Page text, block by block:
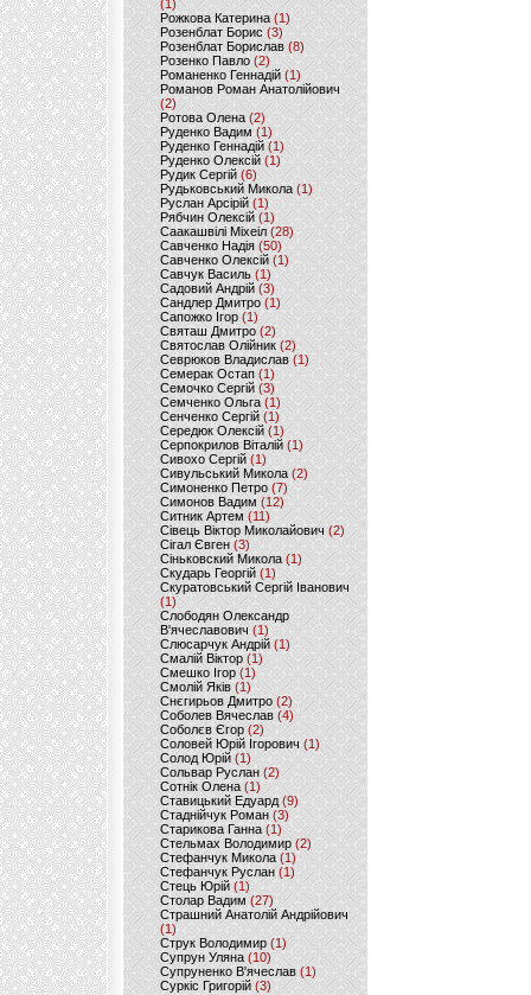
(1)
Рожкова Катерина(1)
Розенблат Борис (3)
Розенблат Борислав (8)
Розенко Павло (2)
Романенко Геннадій (1)
Романов Роман Анатолійович
(2)
Ротова Олена(2)
Руденко Вадим (1)
Руденко Геннадій (1)
Руденко Олексій(1)
Рудик Сергій(6)
Рудьковський Микола (1)
Руслан Арсірій(1)
Рябчин Олексій (1)
Саакашвілі Міхеіл(28)
Савченко Надія (50)
Савченко Олексій(1)
Савчук Василь (1)
Садовий Андрій (3)
Сандлер Дмитро(1)
Сапожко Ігор(1)
Святаш Дмитро (2)
Святослав Олійник (2)
Севрюков Владислав (1)
Семерак Остап (1)
Семочко Сергій (3)
Семченко Ольга (1)
Сенченко Сергій(1)
Середюк Олексій(1)
Серпокрилов Віталій(1)
Сивохо Сергій(1)
Сивульський Микола(2)
Симоненко Петро(7)
Симонов Вадим (12)
Ситник Артем(11)
Сівець Віктор Миколайович(2)
Сігал Євген (3)
Сіньковский Микола(1)
Скударь Георгій (1)
Скуратовський Сергій Іванович
(1)
Слободян Олександр
В'ячеславович(1)
Слюсарчук Андрій(1)
Смалій Віктор (1)
Смешко Ігор (1)
Смолій Яків (1)
Снєгирьов Дмитро (2)
Соболев Вячеслав (4)
Соболєв Єгор(2)
Соловей Юрій Ігорович (1)
Солод Юрій (1)
Сольвар Руслан (2)
Сотнік Олена(1)
Ставицький Едуард (9)
Стаднійчук Роман(3)
Старикова Ганна (1)
Стельмах Володимир(2)
Стефанчук Микола (1)
Стефанчук Руслан (1)
Стець Юрій (1)
Столар Вадим(27)
Страшний Анатолій Андрійович
(1)
Струк Володимир (1)
Супрун Уляна (10)
Супруненко В'ячеслав (1)
Суркіс Григорій (3)